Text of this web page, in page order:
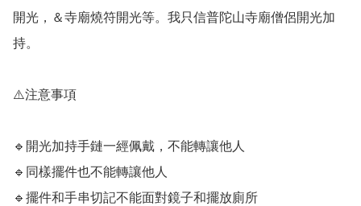
開光，＆寺廟燒符開光等。我只信普陀山寺廟僧侶開光加
持。
⚠️注意事項
🔹️開光加持手鏈一經佩戴，不能轉讓他人
🔹️同樣擺件也不能轉讓他人
🔹️擺件和手串切記不能面對鏡子和擺放廁所